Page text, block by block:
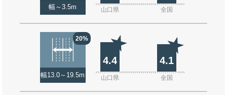
幅～3.5m 山口県 全国
20%
幅13.0～19.5m
4.4 4.1
山口県 全国